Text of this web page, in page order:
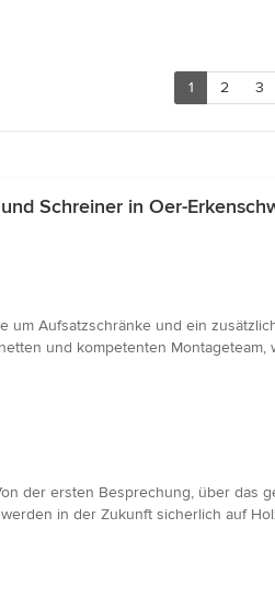
1 2 3
Schreiner in Oer-
um Aufsatzschränke und ein
und kompetenten
der ersten Besprechung, über das
in der Zukunft sicherlich auf